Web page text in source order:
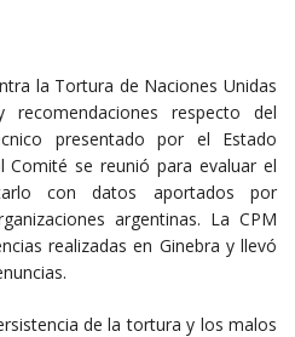
la Tortura de Naciones Unidas
respecto del
presentado por el Estado
Comité se reunió para evaluar el
con datos aportados por
argentinas. La CPM
realizadas en Ginebra y llevó
de la tortura y los malos